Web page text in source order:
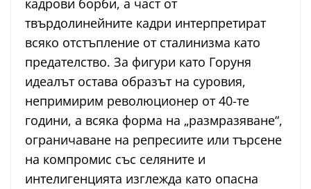
кадрови борби, а част от
твърдолинейните кадри интерпретират
всяко отстъпление от сталинизма като
предателство. За фигури като Горуня
идеалът остава образът на суровия,
непримирим революционер от 40-те
години, а всяка форма на „размразяване“,
ограничаване на репресиите или търсене
на компромис със селяните и
интелигенцията изглежда като опасна